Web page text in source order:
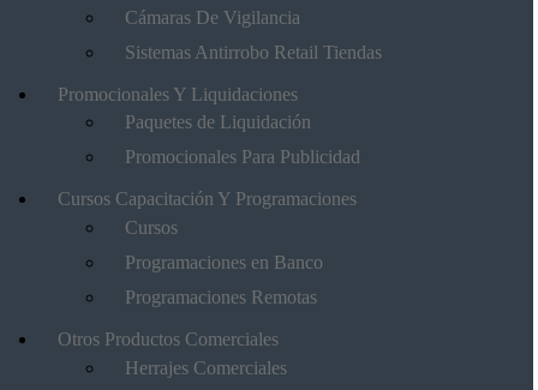
Cámaras De Vigilancia
Sistemas Antirrobo Retail Tiendas
Promocionales Y Liquidaciones
Paquetes de Liquidación
Promocionales Para Publicidad
Cursos Capacitación Y Programaciones
Cursos
Programaciones en Banco
Programaciones Remotas
Otros Productos Comerciales
Herrajes Comerciales